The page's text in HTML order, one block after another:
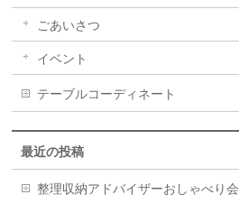
ごあいさつ
イベント
テーブルコーディネート
最近の投稿
整理収納アドバイザーおしゃべり会